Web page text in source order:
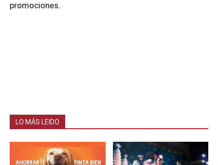
promociones.
LO MÁS LEIDO